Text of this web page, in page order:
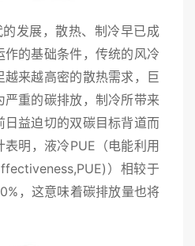
发展，散热、制冷早已成
的基础条件，传统的风冷
来越高密的散热需求，巨
重的碳排放，制冷所带来
日益迫切的双碳目标背道而
表明，液冷PUE（电能利用
）相较于
，这意味着碳排放量也将